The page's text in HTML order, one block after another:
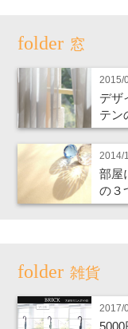
窓
2015/
デザ
テン
2014/
部屋
の３
雑貨
2017/